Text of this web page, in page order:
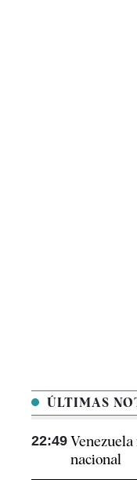
ÚLTIMAS
22:49 Venezuela
nacional